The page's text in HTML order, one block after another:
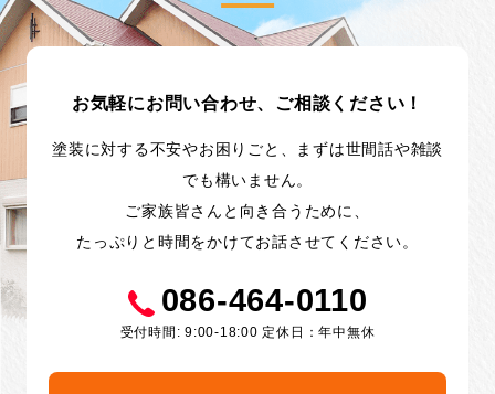
お気軽にお問い合わせ、ご相談ください！
塗装に対する不安やお困りごと、まずは世間話や雑談
でも構いません。
ご家族皆さんと向き合うために、
たっぷりと時間をかけてお話させてください。
086-464-0110
受付時間: 9:00-18:00 定休日：年中無休